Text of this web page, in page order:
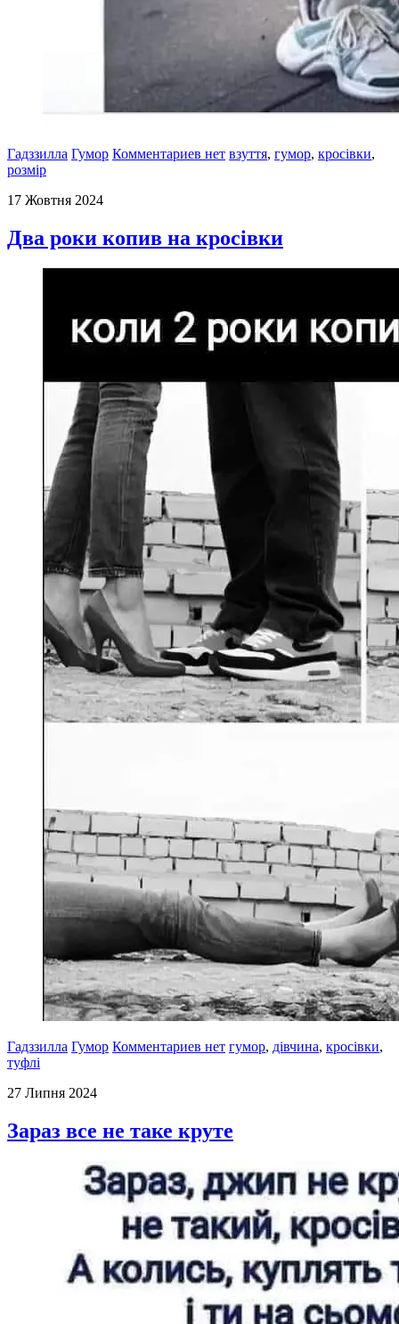
Гадззилла Гумор Комментариев нет взуття, гумор, кросівки,
розмір
17 Жовтня 2024
Два роки копив на кросівки
Гадззилла Гумор Комментариев нет гумор, дівчина, кросівки,
туфлі
27 Липня 2024
Зараз все не таке круте